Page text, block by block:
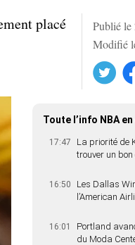
Publié le
Modifié
Facebook
placé
Toute l’info NBA
17:47
La priorité de
trouver un
16:50
Les Dallas
l’American
16:01
Portland
du Moda